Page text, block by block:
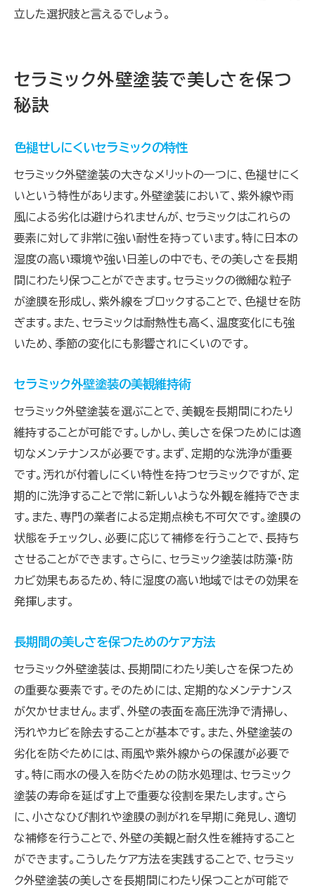
立した選択肢と言えるでしょう。
セラミック外壁塗装で美しさを保つ
秘訣
色褪せしにくいセラミックの特性
セラミック外壁塗装の大きなメリットの一つに、色褪せにく
いという特性があります。外壁塗装において、紫外線や雨
風による劣化は避けられませんが、セラミックはこれらの
要素に対して非常に強い耐性を持っています。特に日本の
湿度の高い環境や強い日差しの中でも、その美しさを長期
間にわたり保つことができます。セラミックの微細な粒子
が塗膜を形成し、紫外線をブロックすることで、色褪せを防
ぎます。また、セラミックは耐熱性も高く、温度変化にも強
いため、季節の変化にも影響されにくいのです。
セラミック外壁塗装の美観維持術
セラミック外壁塗装を選ぶことで、美観を長期間にわたり
維持することが可能です。しかし、美しさを保つためには適
切なメンテナンスが必要です。まず、定期的な洗浄が重要
です。汚れが付着しにくい特性を持つセラミックですが、定
期的に洗浄することで常に新しいような外観を維持できま
す。また、専門の業者による定期点検も不可欠です。塗膜の
状態をチェックし、必要に応じて補修を行うことで、長持ち
させることができます。さらに、セラミック塗装は防藻・防
カビ効果もあるため、特に湿度の高い地域ではその効果を
発揮します。
長期間の美しさを保つためのケア方法
セラミック外壁塗装は、長期間にわたり美しさを保つため
の重要な要素です。そのためには、定期的なメンテナンス
が欠かせません。まず、外壁の表面を高圧洗浄で清掃し、
汚れやカビを除去することが基本です。また、外壁塗装の
劣化を防ぐためには、雨風や紫外線からの保護が必要で
す。特に雨水の侵入を防ぐための防水処理は、セラミック
塗装の寿命を延ばす上で重要な役割を果たします。さら
に、小さなひび割れや塗膜の剥がれを早期に発見し、適切
な補修を行うことで、外壁の美観と耐久性を維持すること
ができます。こうしたケア方法を実践することで、セラミッ
ク外壁塗装の美しさを長期間にわたり保つことが可能で